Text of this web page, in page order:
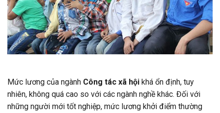
Mức lương của ngành Công tác xã hội khá ổn định, tuy
nhiên, không quá cao so với các ngành nghề khác. Đối với
những người mới tốt nghiệp, mức lương khởi điểm thường